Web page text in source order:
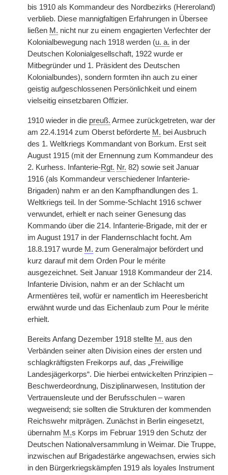
bis 1910 als Kommandeur des Nordbezirks (Hereroland)
verblieb. Diese mannigfaltigen Erfahrungen in Übersee
ließen M. nicht nur zu einem engagierten Verfechter der
Kolonialbewegung nach 1918 werden (u. a. in der
Deutschen Kolonialgesellschaft, 1922 wurde er
Mitbegründer und 1. Präsident des Deutschen
Kolonialbundes), sondern formten ihn auch zu einer
geistig aufgeschlossenen Persönlichkeit und einem
vielseitig einsetzbaren Offizier.
1910 wieder in die preuß. Armee zurückgetreten, war der
am 22.4.1914 zum Oberst beförderte M. bei Ausbruch
des 1. Weltkriegs Kommandant von Borkum. Erst seit
August 1915 (mit der Ernennung zum Kommandeur des
2. Kurhess. Infanterie-Rgt. Nr. 82) sowie seit Januar
1916 (als Kommandeur verschiedener Infanterie-
Brigaden) nahm er an den Kampfhandlungen des 1.
Weltkriegs teil. In der Somme-Schlacht 1916 schwer
verwundet, erhielt er nach seiner Genesung das
Kommando über die 214. Infanterie-Brigade, mit der er
im August 1917 in der Flandernschlacht focht. Am
18.8.1917 wurde M. zum Generalmajor befördert und
kurz darauf mit dem Orden Pour le mérite
ausgezeichnet. Seit Januar 1918 Kommandeur der 214.
Infanterie Division, nahm er an der Schlacht um
Armentières teil, wofür er namentlich im Heeresbericht
erwähnt wurde und das Eichenlaub zum Pour le mérite
erhielt.
Bereits Anfang Dezember 1918 stellte M. aus den
Verbänden seiner alten Division eines der ersten und
schlagkräftigsten Freikorps auf, das „Freiwillige
Landesjägerkorps“. Die hierbei entwickelten Prinzipien –
Beschwerdeordnung, Disziplinarwesen, Institution der
Vertrauensleute und der Berufsschulen – waren
wegweisend; sie sollten die Strukturen der kommenden
Reichswehr mitprägen. Zunächst in Berlin eingesetzt,
übernahm M.s Korps im Februar 1919 den Schutz der
Deutschen Nationalversammlung in Weimar. Die Truppe,
inzwischen auf Brigadestärke angewachsen, erwies sich
in den Bürgerkriegskämpfen 1919 als loyales Instrument